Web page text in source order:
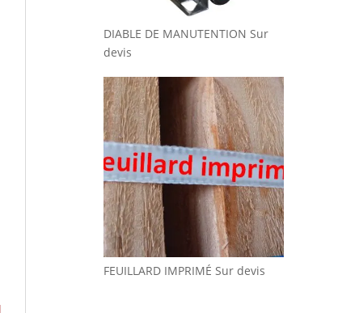
DIABLE DE MANUTENTION Sur
devis
FEUILLARD IMPRIMÉ Sur devis